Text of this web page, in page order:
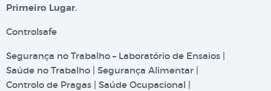
Primeiro Lugar.
Controlsafe
Segurança no Trabalho – Laboratório de Ensaios |
Saúde no Trabalho | Segurança Alimentar |
Controlo de Pragas | Saúde Ocupacional |